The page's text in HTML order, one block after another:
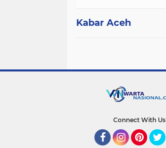
Kabar Aceh
Connect With Us